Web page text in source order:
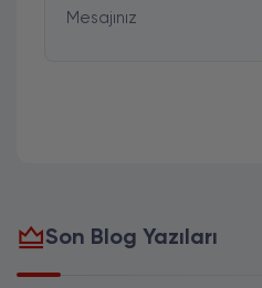
Mesajınız
Son Blog Yazıları